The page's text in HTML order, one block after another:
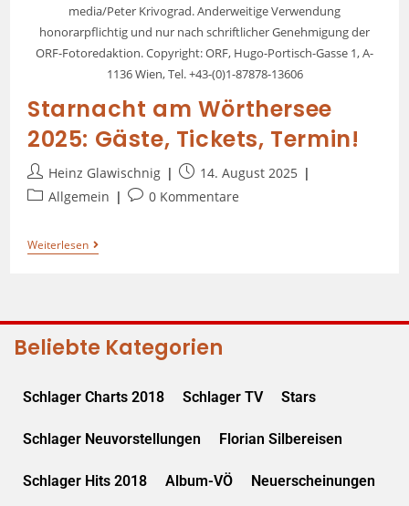
media/Peter Krivograd. Anderweitige Verwendung
honorarpflichtig und nur nach schriftlicher Genehmigung der
ORF-Fotoredaktion. Copyright: ORF, Hugo-Portisch-Gasse 1, A-
1136 Wien, Tel. +43-(0)1-87878-13606
Starnacht am Wörthersee
2025: Gäste, Tickets, Termin!
Heinz Glawischnig
14. August 2025
Allgemein
0 Kommentare
Weiterlesen
Beliebte Kategorien
Schlager Charts 2018 Schlager TV Stars
Schlager Neuvorstellungen Florian Silbereisen
Schlager Hits 2018 Album-VÖ Neuerscheinungen